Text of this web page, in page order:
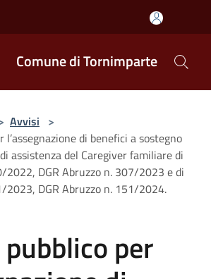
Comune di Tornimparte
Avvisi >
l’assegnazione di benefici a sostegno
assistenza del Caregiver familiare di
2022, DGR Abruzzo n. 307/2023 e di
2023, DGR Abruzzo n. 151/2024.
per